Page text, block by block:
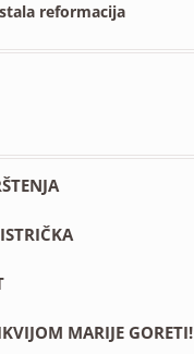
reformacija
MARIJE GORETI!